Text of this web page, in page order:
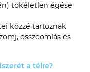
tökéletlen égése
közzé tartoznak
összeomlás és
a télre?